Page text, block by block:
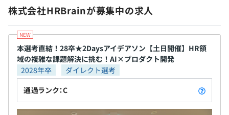
目標設定は開発チームであれば、各プロダクトの
PdM&PjM&TLと相談の元で策定。
・3ヶ月ごとに振り返り1on1を実施。半期ごとに評価査定
を行い、年1回(4月)に昇給査定を実施。3ヶ月の振り返り
1on1のタイミングで目線をすり合わせることで評価期の
サプライズを防止しております。
保険）
関東ITソフトウェア健康保険組合加入
無期雇用
したい』『成長環境に身を置いて仕事がしたい』と
いった方の応募を心よりお待ちしております。
株式会社HRBrainが募集中の求人
本選考直結！28卒★2Daysアイデアソン【土日開催】HR領
域の複雑な課題解決に挑む！AI×プロダクト開発
2028年卒
ダイレクト選考
通過ランク：C